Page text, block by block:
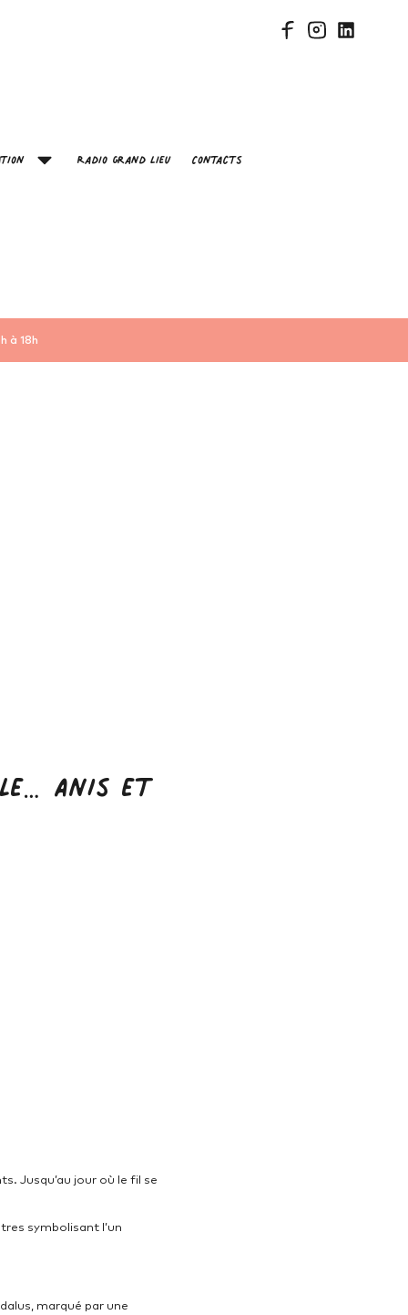
Radio Grand Lieu Contacts
à 18h
Anis et
Jusqu’au jour où le fil se
symbolisant l’un
marqué par une